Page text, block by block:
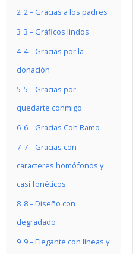
2 2 – Gracias a los padres
3 3 – Gráficos lindos
4 4 – Gracias por la
donación
5 5 – Gracias por
quedarte conmigo
6 6 – Gracias Con Ramo
7 7 – Gracias con
caracteres homófonos y
casi fonéticos
8 8 – Diseño con
degradado
9 9 – Elegante con líneas y